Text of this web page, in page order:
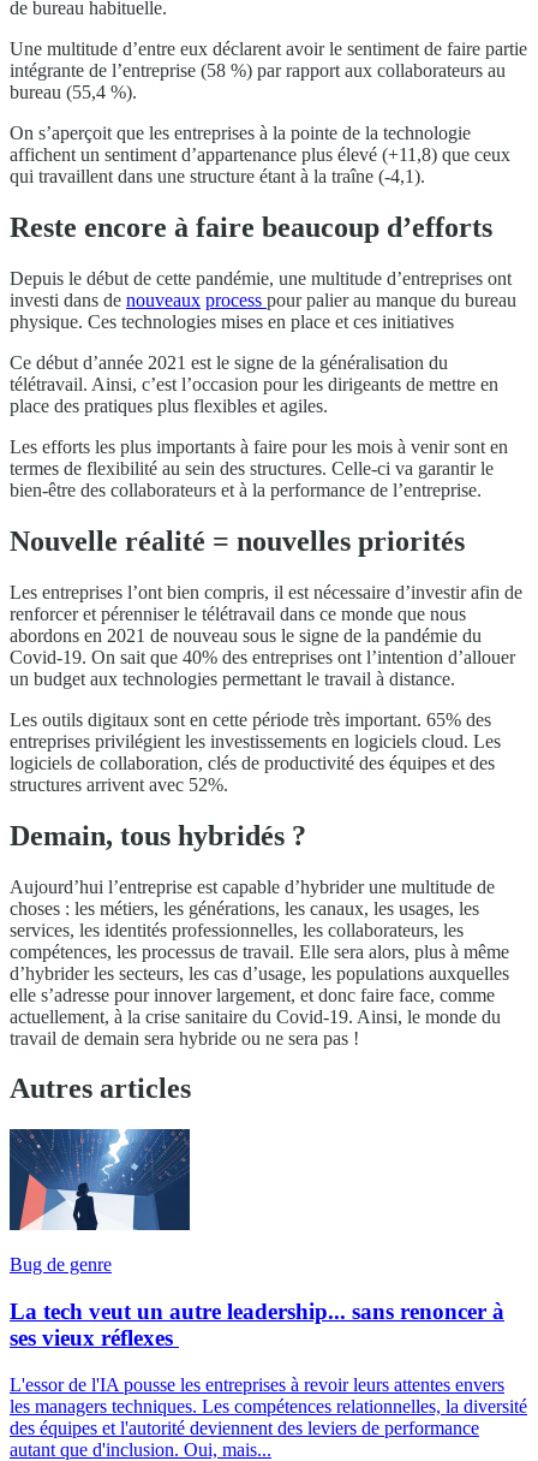
de bureau habituelle.
Une multitude d’entre eux déclarent avoir le sentiment de faire partie
intégrante de l’entreprise (58 %) par rapport aux collaborateurs au
bureau (55,4 %).
On s’aperçoit que les entreprises à la pointe de la technologie
affichent un sentiment d’appartenance plus élevé (+11,8) que ceux
qui travaillent dans une structure étant à la traîne (-4,1).
Reste encore à faire beaucoup d’efforts
Depuis le début de cette pandémie, une multitude d’entreprises ont
investi dans de nouveaux process pour palier au manque du bureau
physique. Ces technologies mises en place et ces initiatives
Ce début d’année 2021 est le signe de la généralisation du
télétravail. Ainsi, c’est l’occasion pour les dirigeants de mettre en
place des pratiques plus flexibles et agiles.
Les efforts les plus importants à faire pour les mois à venir sont en
termes de flexibilité au sein des structures. Celle-ci va garantir le
bien-être des collaborateurs et à la performance de l’entreprise.
Nouvelle réalité = nouvelles priorités
Les entreprises l’ont bien compris, il est nécessaire d’investir afin de
renforcer et pérenniser le télétravail dans ce monde que nous
abordons en 2021 de nouveau sous le signe de la pandémie du
Covid-19. On sait que 40% des entreprises ont l’intention d’allouer
un budget aux technologies permettant le travail à distance.
Les outils digitaux sont en cette période très important. 65% des
entreprises privilégient les investissements en logiciels cloud. Les
logiciels de collaboration, clés de productivité des équipes et des
structures arrivent avec 52%.
Demain, tous hybridés ?
Aujourd’hui l’entreprise est capable d’hybrider une multitude de
choses : les métiers, les générations, les canaux, les usages, les
services, les identités professionnelles, les collaborateurs, les
compétences, les processus de travail. Elle sera alors, plus à même
d’hybrider les secteurs, les cas d’usage, les populations auxquelles
elle s’adresse pour innover largement, et donc faire face, comme
actuellement, à la crise sanitaire du Covid-19. Ainsi, le monde du
travail de demain sera hybride ou ne sera pas !
Autres articles
Bug de genre
La tech veut un autre leadership... sans renoncer à
ses vieux réflexes
L'essor de l'IA pousse les entreprises à revoir leurs attentes envers
les managers techniques. Les compétences relationnelles, la diversité
des équipes et l'autorité deviennent des leviers de performance
autant que d'inclusion. Oui, mais...